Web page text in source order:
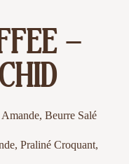
–
Beurre Salé
Praliné Croquant,